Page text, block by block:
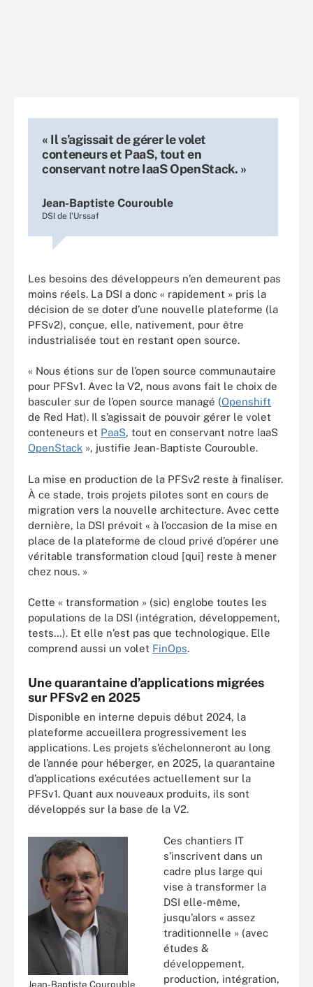
« Il s’agissait de gérer le volet
conteneurs et PaaS, tout en
conservant notre IaaS OpenStack. »
Jean-Baptiste Courouble
DSI de l'Urssaf
Les besoins des développeurs n’en demeurent pas
moins réels. La DSI a donc « rapidement » pris la
décision de se doter d’une nouvelle plateforme (la
PFSv2), conçue, elle, nativement, pour être
industrialisée tout en restant open source.
« Nous étions sur de l’open source communautaire
pour PFSv1. Avec la V2, nous avons fait le choix de
basculer sur de l’open source managé (Openshift
de Red Hat). Il s’agissait de pouvoir gérer le volet
conteneurs et PaaS, tout en conservant notre IaaS
OpenStack », justifie Jean-Baptiste Courouble.
La mise en production de la PFSv2 reste à finaliser.
À ce stade, trois projets pilotes sont en cours de
migration vers la nouvelle architecture. Avec cette
dernière, la DSI prévoit « à l’occasion de la mise en
place de la plateforme de cloud privé d’opérer une
véritable transformation cloud [qui] reste à mener
chez nous. »
Cette « transformation » (sic) englobe toutes les
populations de la DSI (intégration, développement,
tests…). Et elle n’est pas que technologique. Elle
comprend aussi un volet FinOps.
Une quarantaine d’applications migrées
sur PFSv2 en 2025
Disponible en interne depuis début 2024, la
plateforme accueillera progressivement les
applications. Les projets s’échelonneront au long
de l’année pour héberger, en 2025, la quarantaine
d’applications exécutées actuellement sur la
PFSv1. Quant aux nouveaux produits, ils sont
développés sur la base de la V2.
Jean-Baptiste Courouble
Ces chantiers IT
s’inscrivent dans un
cadre plus large qui
vise à transformer la
DSI elle-même,
jusqu’alors « assez
traditionnelle » (avec
études &
développement,
production, intégration,